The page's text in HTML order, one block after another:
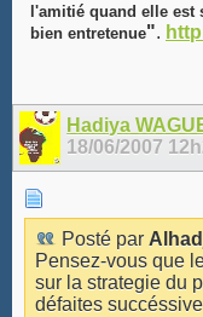
l'amitié quand elle est
bien entretenue".
Hadiya
18/06/2007
Posté par
Pensez-vous que
sur la strategie du
défaites